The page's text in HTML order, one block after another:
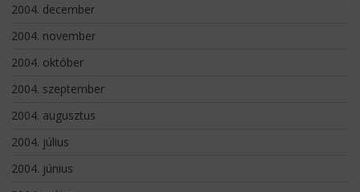
2004. december
2004. november
2004. október
2004. szeptember
2004. augusztus
2004. július
2004. június